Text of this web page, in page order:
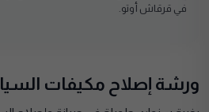
في قرقاش أوتو.
ورشة إصلاح مكيفات